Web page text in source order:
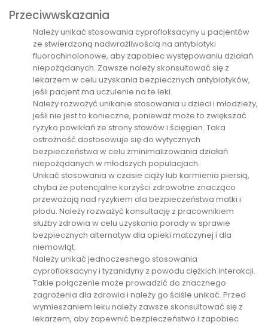
Przeciwwskazania
Należy unikać stosowania cyprofloksacyny u pacjentów
ze stwierdzoną nadwrażliwością na antybiotyki
fluorochinolonowe, aby zapobiec występowaniu działań
niepożądanych. Zawsze należy skonsultować się z
lekarzem w celu uzyskania bezpiecznych antybiotyków,
jeśli pacjent ma uczulenie na te leki.
Należy rozważyć unikanie stosowania u dzieci i młodzieży,
jeśli nie jest to konieczne, ponieważ może to zwiększać
ryzyko powikłań ze strony stawów i ścięgien. Taka
ostrożność dostosowuje się do wytycznych
bezpieczeństwa w celu zminimalizowania działań
niepożądanych w młodszych populacjach.
Unikać stosowania w czasie ciąży lub karmienia piersią,
chyba że potencjalne korzyści zdrowotne znacząco
przeważają nad ryzykiem dla bezpieczeństwa matki i
płodu. Należy rozważyć konsultację z pracownikiem
służby zdrowia w celu uzyskania porady w sprawie
bezpiecznych alternatyw dla opieki matczynej i dla
niemowląt.
Należy unikać jednoczesnego stosowania
cyprofloksacyny i tyzanidyny z powodu ciężkich interakcji.
Takie połączenie może prowadzić do znacznego
zagrożenia dla zdrowia i należy go ściśle unikać. Przed
wymieszaniem leku należy zawsze skonsultować się z
lekarzem, aby zapewnić bezpieczeństwo i zapobiec